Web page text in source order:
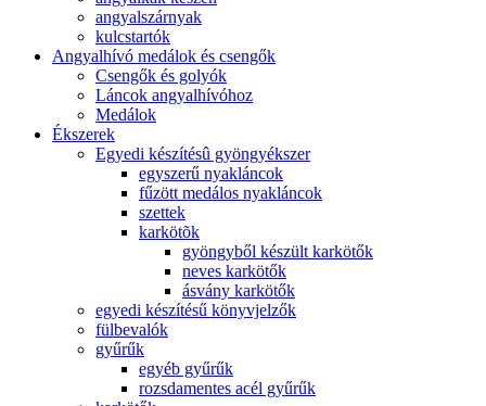
angyalszárnyak
kulcstartók
Angyalhívó medálok és csengők
Csengők és golyók
Láncok angyalhívóhoz
Medálok
Ékszerek
Egyedi készítésû gyöngyékszer
egyszerű nyakláncok
fűzött medálos nyakláncok
szettek
karkötõk
gyöngyből készült karkötők
neves karkötők
ásvány karkötők
egyedi készítésű könyvjelzők
fülbevalók
gyűrűk
egyéb gyűrűk
rozsdamentes acél gyűrűk